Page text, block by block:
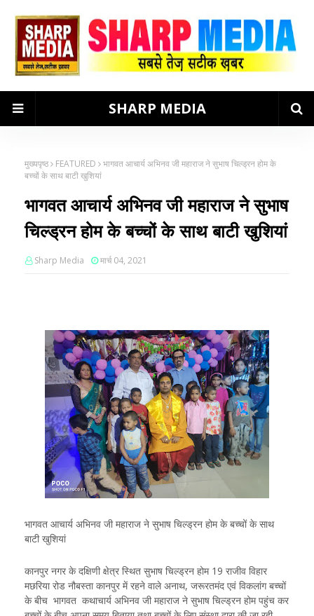
SHARP MEDIA
मुख्यपृष्ठ FEATURED
भागवत आचार्य अभिनव जी महाराज ने सुभाष चिल्ड्रन होम के
बच्चों के साथ बाटी खुशियां
भागवत आचार्य अभिनव जी महाराज ने सुभाष
चिल्ड्रन होम के बच्चों के साथ बाटी खुशियां
Sharp Media मार्च 04, 2021
भागवत आचार्य अभिनव जी महाराज ने सुभाष चिल्ड्रन होम के बच्चों के साथ
बाटी खुशियां
कानपुर नगर के दक्षिणी क्षेत्र स्थित सुभाष चिल्ड्रन होम 19 राजीव विहार
मछरिया रोड नौबस्ता कानपुर में रहने वाले अनाथ, जरूरतमंद एवं विकलांग बच्चों
के बीच भागवत कथाचार्य अभिनव जी महाराज ने सुभाष चिल्ड्रन होम पहुंच कर